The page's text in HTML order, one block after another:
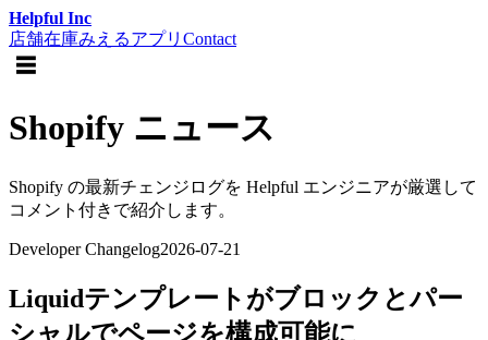
Helpful Inc
店舗在庫みえるアプリ Contact
☰
Shopify ニュース
Shopify の最新チェンジログを Helpful エンジニアが厳選して
コメント付きで紹介します。
Developer Changelog2026-07-21
Liquidテンプレートがブロックとパー
シャルでページを構成可能に